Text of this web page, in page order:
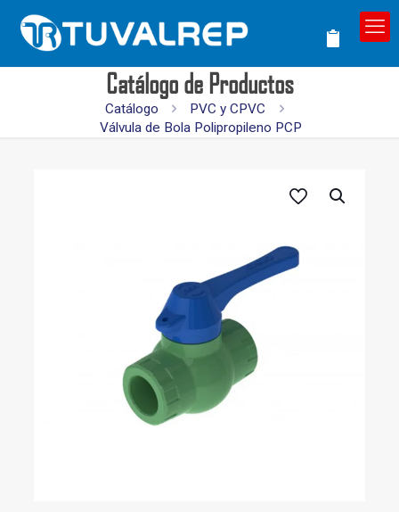
Catálogo de Productos
Catálogo
PVC y CPVC
Válvula de Bola Polipropileno PCP